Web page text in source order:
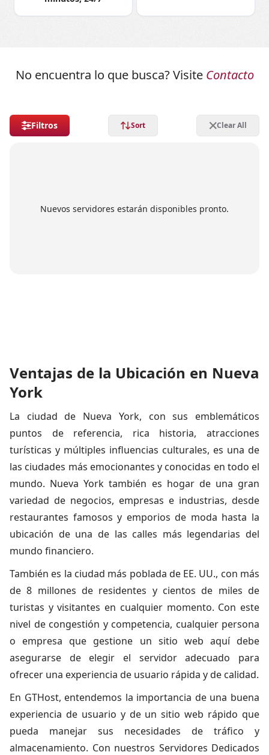
No encuentra lo que busca? Visite Contacto
Filtros Sort Clear All
Nuevos servidores estarán disponibles pronto.
Ventajas de la Ubicación en Nueva
York
La ciudad de Nueva York, con sus emblemáticos
puntos de referencia, rica historia, atracciones
turísticas y múltiples influencias culturales, es una de
las ciudades más emocionantes y conocidas en todo el
mundo. Nueva York también es hogar de una gran
variedad de negocios, empresas e industrias, desde
restaurantes famosos y emporios de moda hasta la
ubicación de una de las calles más legendarias del
mundo financiero.
También es la ciudad más poblada de EE. UU., con más
de 8 millones de residentes y cientos de miles de
turistas y visitantes en cualquier momento. Con este
nivel de congestión y competencia, cualquier persona
o empresa que gestione un sitio web aquí debe
asegurarse de elegir el servidor adecuado para
ofrecer una experiencia de usuario rápida y de calidad.
En GTHost, entendemos la importancia de una buena
experiencia de usuario y de un sitio web rápido que
pueda manejar sus necesidades de tráfico y
almacenamiento. Con nuestros Servidores Dedicados